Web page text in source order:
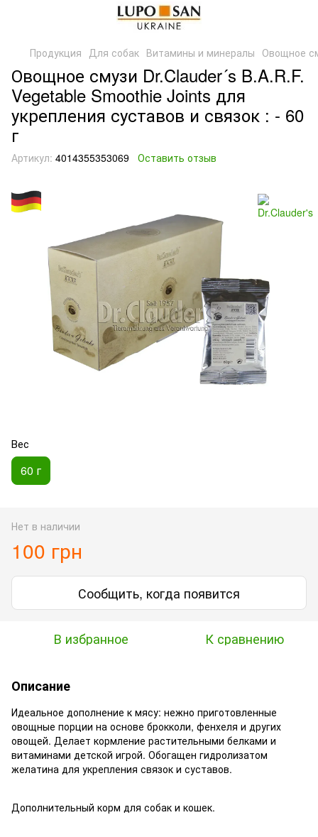
Продукция Для собак Витамины и минералы Овощное
Овощное смузи Dr.Clauder´s B.A.R.F.
Vegetable Smoothie Joints для
укрепления суставов и связок : - 60
г
Артикул: 4014355353069 Оставить отзыв
Вес
60 г
Нет в наличии
100 грн
Сообщить, когда появится
В избранное К сравнению
Описание
Идеальное дополнение к мясу: нежно приготовленные
овощные порции на основе брокколи, фенхеля и других
овощей. Делает кормление растительными белками и
витаминами детской игрой. Обогащен гидролизатом
желатина для укрепления связок и суставов.
Дополнительный корм для собак и кошек.